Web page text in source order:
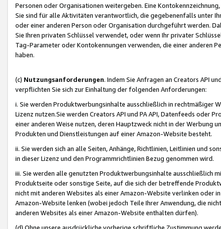
Personen oder Organisationen weitergeben. Eine
Sie sind für alle Aktivitäten verantwortlich, die gegebenenfalls unter
oder einer anderen Person oder Organisation durchgeführt werden.
Sie Ihren privaten Schlüssel verwendet, oder wenn Ihr privater
Tag-Parameter oder Kontokennungen verwenden, die einer anderen
haben.
(c) Nutzungsanforderungen. Indem Sie Anfragen an Creators API
verpflichten Sie sich zur Einhaltung der folgenden Anforderungen:
i. Sie werden Produktwerbungsinhalte ausschließlich in rechtmäßiger
Lizenz nutzen.Sie werden Creators API und PA API, Datenfeeds oder
einer anderen Weise nutzen, deren Hauptzweck nicht in der Werbung
Produkten und Dienstleistungen auf einer Amazon-Website besteht.
ii. Sie werden sich an alle Seiten, Anhänge, Richtlinien, Leitlinien und
in dieser Lizenz und den Programmrichtlinien Bezug genommen wird.
iii. Sie werden alle genutzten Produktwerbungsinhalte ausschließlich
Produktseite oder sonstige Seite, auf die sich der betreffende
nicht mit anderen Websites als einer Amazon-Website verlinken oder
Amazon-Website lenken (wobei jedoch Teile Ihrer Anwendung, die
anderen Websites als einer Amazon-Website enthalten dürfen).
(d) Ohne unsere ausdrückliche vorherige schriftliche Zustimmung